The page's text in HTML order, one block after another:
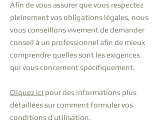
Afin de vous assurer que vous respectez
pleinement vos obligations légales, nous
vous conseillons vivement de demander
conseil à un professionnel afin de mieux
comprendre quelles sont les exigences
qui vous concernent spécifiquement.
Cliquez ici pour des informations plus
détaillées sur comment formuler vos
conditions d’utilisation.